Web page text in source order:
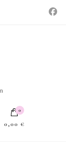
0
0,00 €